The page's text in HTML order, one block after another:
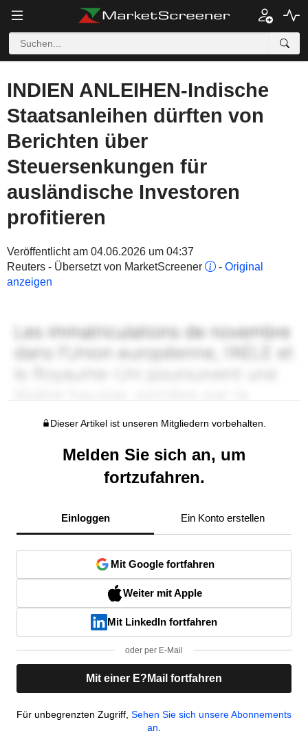
INDIEN ANLEIHEN-Indische
Staatsanleihen dürften von
Berichten über
Steuersenkungen für
ausländische Investoren
profitieren
Veröffentlicht am 04.06.2026 um 04:37
Reuters - Übersetzt von MarketScreener
- Original
anzeigen
Dieser Artikel ist unseren Mitgliedern vorbehalten.
Melden Sie sich an, um
fortzufahren.
Einloggen Ein Konto erstellen
Mit Google fortfahren
Weiter mit Apple
Mit LinkedIn fortfahren
oder per E-Mail
Mit einer E?Mail fortfahren
Für unbegrenzten Zugriff, Sehen Sie sich unsere Abonnements
an.